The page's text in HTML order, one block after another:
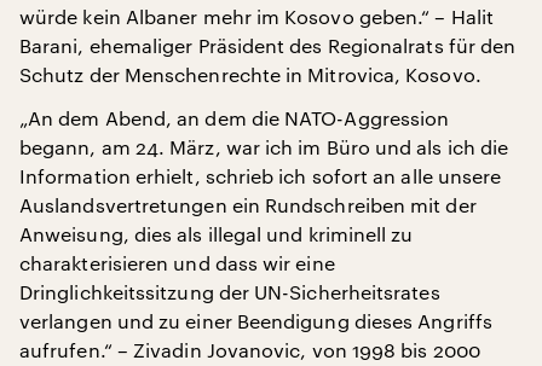
würde kein Albaner mehr im Kosovo geben.“ – Halit
Barani, ehemaliger Präsident des Regionalrats für den
Schutz der Menschenrechte in Mitrovica, Kosovo.
„An dem Abend, an dem die NATO-Aggression
begann, am 24. März, war ich im Büro und als ich die
Information erhielt, schrieb ich sofort an alle unsere
Auslandsvertretungen ein Rundschreiben mit der
Anweisung, dies als illegal und kriminell zu
charakterisieren und dass wir eine
Dringlichkeitssitzung der UN-Sicherheitsrates
verlangen und zu einer Beendigung dieses Angriffs
aufrufen.“ – Zivadin Jovanovic, von 1998 bis 2000